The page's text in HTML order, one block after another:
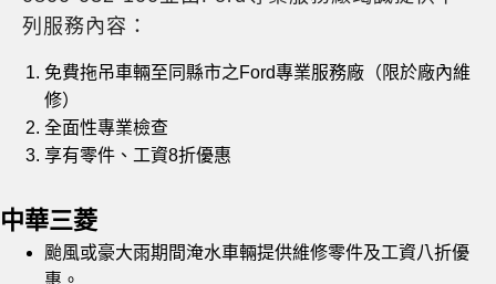
列服務內容：
免費拖吊車輛至同縣市之Ford專業服務廠（限於廠內維
修）
全面性專業檢查
享有零件、工資8折優惠
中華三菱
颱風或豪大雨期間淹水車輛提供維修零件及工資八折優